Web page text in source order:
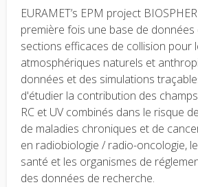
EURAMET’s EPM project
première fois une base de
sections efficaces de collision pour
atmosphériques naturels et
données et des simulations
d'étudier la contribution des
RC et UV combinés dans le risque
de maladies chroniques et de
en radiobiologie / radio-oncologie,
santé et les organismes de
des données de recherche.